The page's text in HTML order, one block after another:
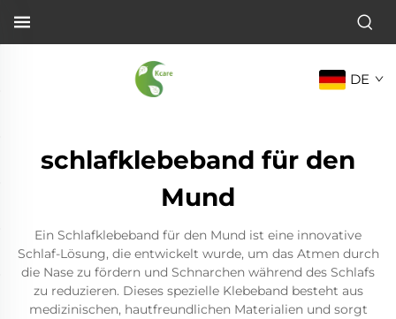
DE
schlafklebeband für den
Mund
Ein Schlafklebeband für den Mund ist eine innovative
Schlaf-Lösung, die entwickelt wurde, um das Atmen durch
die Nase zu fördern und Schnarchen während des Schlafs
zu reduzieren. Dieses spezielle Klebeband besteht aus
medizinischen, hautfreundlichen Materialien und sorgt